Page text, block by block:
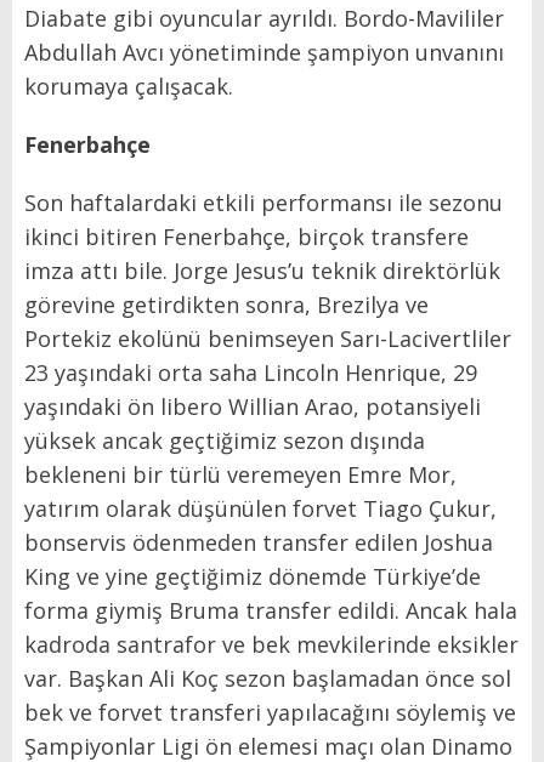
Diabate gibi oyuncular ayrıldı. Bordo-Mavililer
Abdullah Avcı yönetiminde şampiyon unvanını
korumaya çalışacak.
Fenerbahçe
Son haftalardaki etkili performansı ile sezonu
ikinci bitiren Fenerbahçe, birçok transfere
imza attı bile. Jorge Jesus’u teknik direktörlük
görevine getirdikten sonra, Brezilya ve
Portekiz ekolünü benimseyen Sarı-Lacivertliler
23 yaşındaki orta saha Lincoln Henrique, 29
yaşındaki ön libero Willian Arao, potansiyeli
yüksek ancak geçtiğimiz sezon dışında
bekleneni bir türlü veremeyen Emre Mor,
yatırım olarak düşünülen forvet Tiago Çukur,
bonservis ödenmeden transfer edilen Joshua
King ve yine geçtiğimiz dönemde Türkiye’de
forma giymiş Bruma transfer edildi. Ancak hala
kadroda santrafor ve bek mevkilerinde eksikler
var. Başkan Ali Koç sezon başlamadan önce sol
bek ve forvet transferi yapılacağını söylemiş ve
Şampiyonlar Ligi ön elemesi maçı olan Dinamo